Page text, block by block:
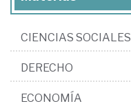
CIENCIAS SOCIALES
DERECHO
ECONOMÍA